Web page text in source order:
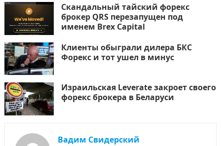
Скандальный тайский форекс
брокер QRS перезапущен под
именем Brex Capital
Клиенты обыграли дилера БКС
Форекс и тот ушел в минус
Израильская Leverate закроет своего
форекс брокера в Беларуси
Вадим Свидерский